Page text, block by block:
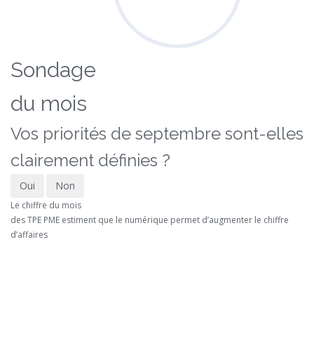
Sondage
du mois
Vos priorités de septembre sont-elles
clairement définies ?
Oui Non
Le chiffre du mois
des TPE PME estiment que le numérique permet d’augmenter le chiffre
d’affaires